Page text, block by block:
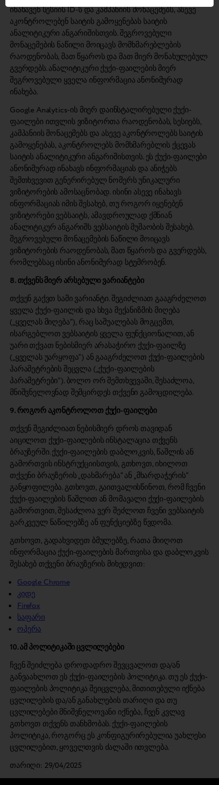
ინახავენ სესიის ID-ს და კამპანიის მონაცემებს, ასევე
აკონტროლებენ საიტის გამოყენებას საიტის
ანალიტიკური ანგარიშისთვის. შეგროვებული
მონაცემების ნაწილი მოიცავს მომხმარებლების
რაოდენობას, მათ წყაროს და მათ მიერ მონახულებულ
გვერდებს. ანალიტიკური ქუქი-ფაილების მიერ
შეგროვებული ყველა ინფორმაცია ანონიმურად
ინახება.
Google Analytics-ის მიერ დაინსტალირებული ქუქი-
ფაილები ითვლის ვიზიტორთა რაოდენობას, სესიებს,
კამპანიის მონაცემებს და ასევე აკონტროლებს საიტის
გამოყენებას, აკონტროლებს მომხმარებლის ქცევას
საიტის ანალიტიკური ანგარიშისთვის. ეს ქუქი-ფაილები
ანონიმურად ინახავს ინფორმაციას და ანიჭებს
შემთხვევით გენერირებულ ნომერს უნიკალური
ვიზიტორების ამოსაცნობად. ისინი ასევე ინახავს
ინფორმაციას იმის შესახებ, თუ როგორ იყენებენ
ვიზიტორები ვებსაიტს, ამავდროულად ქმნიან
ანალიტიკურ ანგარიშს ვებსაიტის მუშაობის შესახებ.
შეგროვებული მონაცემების ნაწილი მოიცავს
ვიზიტორების რაოდენობას, მათ წყაროს და გვერდებს,
რომლებსაც ისინი ანონიმურად სტუმრობენ.
8. თქვენს მიერ არსებული ვარიანტები
თქვენ გაქვთ სამი ვარიანტი. შეგიძლიათ გააგრძელოთ
ყველა ქუქი-ფაილის და სხვა მექანიზმის მიღება
(„ყველას მიღება“), რაც საშუალებას მოგცემთ,
ისარგებლოთ ვებსაიტის ყველა ფუნქციონალით, ან
უარი თქვათ ნებისმიერ არასაჭირო ქუქი-ფაილზე
(„ყველას უარყოფა“) ან გააგრძელოთ ქუქი-ფაილების
პარამეტრების შეცვლა („ქუქი-ფაილების
პარამეტრები“). ბოლო ორ შემთხვევაში, შესაძლოა,
მნიშვნელოვნად შემცირდეს თქვენი გამოცდილება.
9. როგორ აკონტროლოთ ქუქი-ფაილები
თქვენ შეგიძლიათ ნებისმიერ დროს თავიდან
აიცილოთ ქუქი-ფაილების ინსტალაცია თქვენს
ბრაუზერში. ქუქი-ფაილების დაბლოკვის, წაშლის ან
გამორთვის ინსტრუქციისთვის, გთხოვთ, იხილოთ
თქვენი ბრაუზერის „დახმარება“ ან „მხარდაჭერის“
განყოფილება. გთხოვთ, გაითვალისწინოთ, რომ ჩვენი
ქუქი-ფაილების წაშლით ან მომავალი ქუქი-ფაილების
გამორთვით, შესაძლოა ვერ შეძლოთ ჩვენი ვებსაიტის
გარკვეულ ნაწილებზე ან ფუნქციებზე წვდომა.
გთხოვთ, გადახვიდეთ ბმულებზე, რათა მიიღოთ
ინფორმაცია ქუქი-ფაილების მართვისა და დაბლოკვის
შესახებ თქვენი ბრაუზერის მიხედვით:
Google Chrome
კიდე
Firefox
საფარი
ოპერა
10. ამ პოლიტიკაში ცვლილებები
ჩვენ შეიძლება დროდადრო შევცვალოთ და/ან
განვაახლოთ ეს ქუქი-ფაილების პოლიტიკა. თუ ეს ქუქი-
ფაილების პოლიტიკა შეიცვლება, მითითებული იქნება
ცვლილების და/ან განახლების თარიღი და თუ
ცვლილებები მნიშვნელოვანი იქნება, ჩვენ კვლავ
გთხოვთ თქვენს თანხმობას. ქუქი-ფაილების
პოლიტიკა, როგორც ეს კონფიგურირებულია უახლესი
ცვლილებით, ყოველთვის ძალაში ითვლება.
თარიღი: 29/04/2025